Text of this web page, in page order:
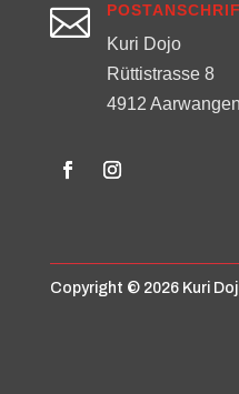

Kuri Dojo
Rüttistrasse 8
4912 Aarwangen
Copyright © 2026 Kuri